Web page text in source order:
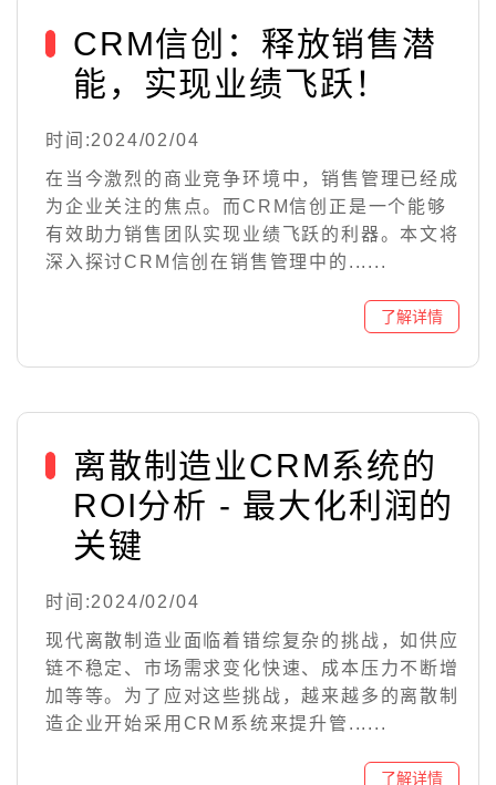
CRM信创：释放销售潜
能，实现业绩飞跃！
时间:2024/02/04
在当今激烈的商业竞争环境中，销售管理已经成
为企业关注的焦点。而CRM信创正是一个能够
有效助力销售团队实现业绩飞跃的利器。本文将
深入探讨CRM信创在销售管理中的......
离散制造业CRM系统的
ROI分析 - 最大化利润的
关键
时间:2024/02/04
现代离散制造业面临着错综复杂的挑战，如供应
链不稳定、市场需求变化快速、成本压力不断增
加等等。为了应对这些挑战，越来越多的离散制
造企业开始采用CRM系统来提升管......